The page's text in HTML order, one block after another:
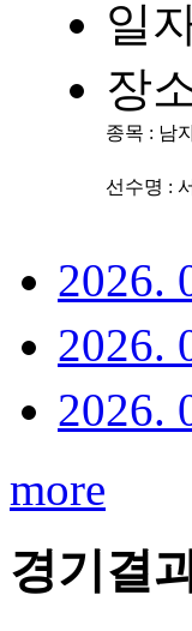
일
장
종목 : 남
선수명 :
2026.
2026.
2026.
more
경기결